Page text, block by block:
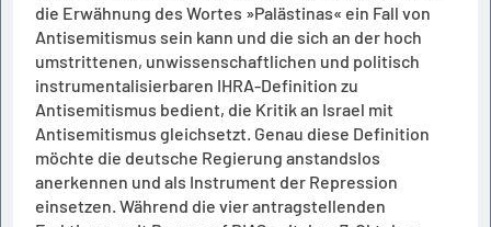
die Erwähnung des Wortes »Palästinas« ein Fall von
Antisemitismus sein kann und die sich an der hoch
umstrittenen, unwissenschaftlichen und politisch
instrumentalisierbaren IHRA-Definition zu
Antisemitismus bedient, die Kritik an Israel mit
Antisemitismus gleichsetzt. Genau diese Definition
möchte die deutsche Regierung anstandslos
anerkennen und als Instrument der Repression
einsetzen. Während die vier antragstellenden